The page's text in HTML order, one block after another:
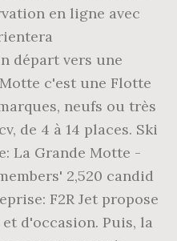
en ligne avec
départ vers une
c'est une Flotte
neufs ou très
de 4 à 14 places. Ski
La Grande Motte -
2,520 candid
F2R Jet propose
d'occasion. Puis, la